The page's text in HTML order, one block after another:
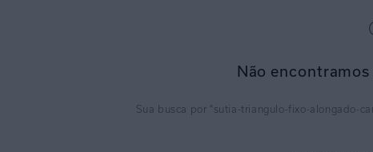
Não
sutia-triangulo-fixo-alongado-